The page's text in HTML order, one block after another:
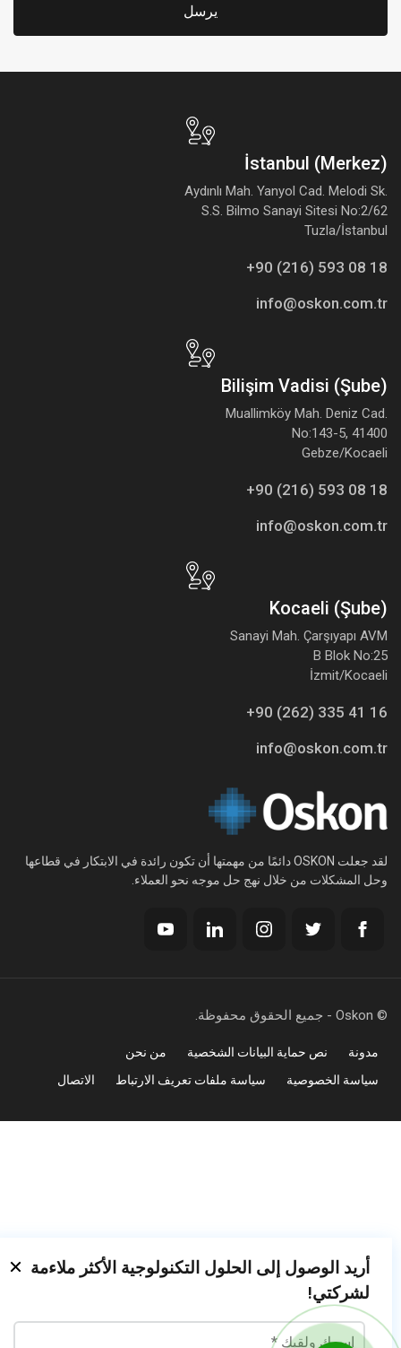
يرسل
İstanbul (Merkez)
Aydınlı Mah. Yanyol Cad. Melodi Sk.
S.S. Bilmo Sanayi Sitesi No:2/62
Tuzla/İstanbul
+90 (216) 593 08 18
info@oskon.com.tr
Bilişim Vadisi (Şube)
Muallimköy Mah. Deniz Cad.
No:143-5, 41400
Gebze/Kocaeli
+90 (216) 593 08 18
info@oskon.com.tr
Kocaeli (Şube)
Sanayi Mah. Çarşıyapı AVM
B Blok No:25
İzmit/Kocaeli
+90 (262) 335 41 16
info@oskon.com.tr
لقد جعلت OSKON دائمًا من مهمتها أن تكون رائدة في الابتكار في قطاعها
وحل المشكلات من خلال نهج حل موجه نحو العملاء.
©
Oskon- جميع الحقوق محفوظة.
مدونة نص حماية البيانات الشخصية
من نحن
سياسة الخصوصية
سياسة ملفات تعريف الارتباط الاتصال
أريد الوصول إلى الحلول التكنولوجية الأكثر ملاءمة
لشركتي!